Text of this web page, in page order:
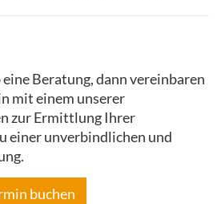
Beratung, dann vereinbaren
mit einem unserer
zur Ermittlung Ihrer
einer unverbindlichen und
buchen